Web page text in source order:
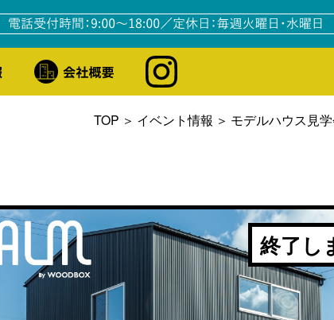
TOP イベント情報 モデルハウス見学
終了し